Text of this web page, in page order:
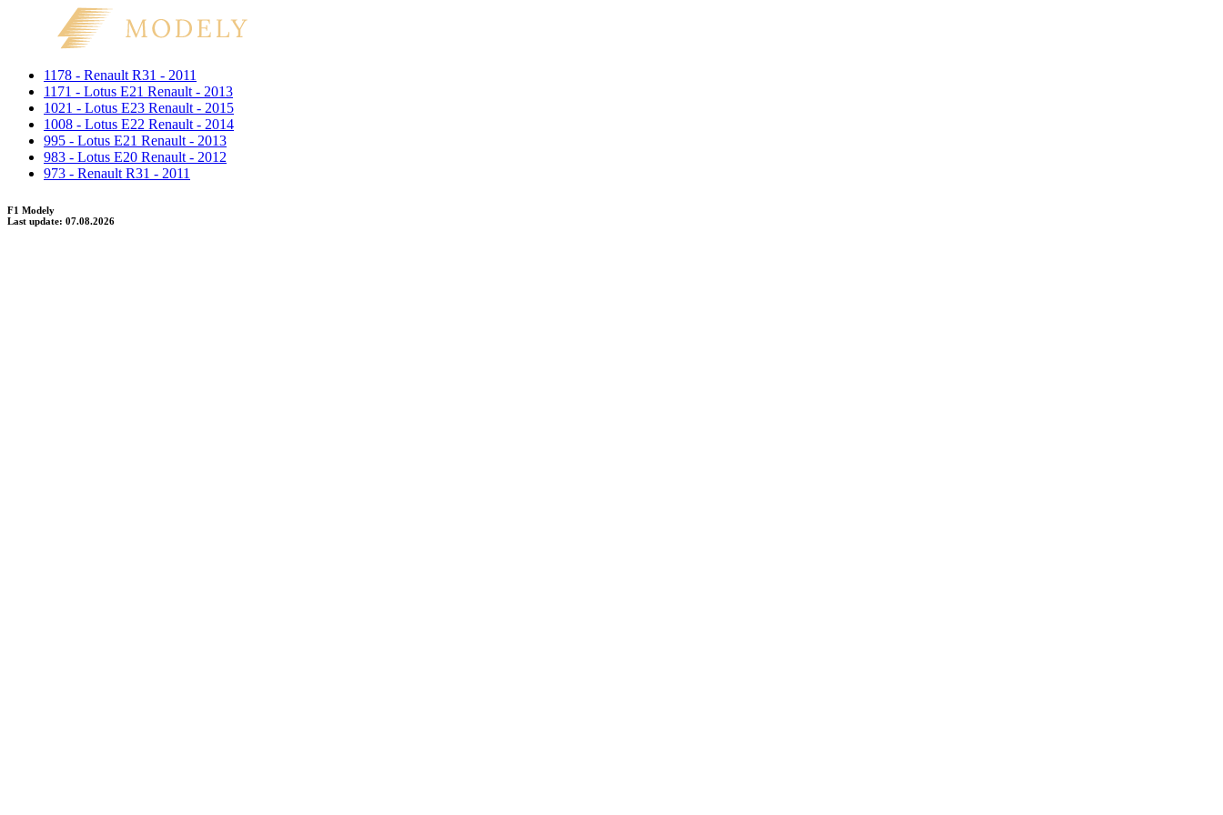
1178 - Renault R31 - 2011
1171 - Lotus E21 Renault - 2013
1021 - Lotus E23 Renault - 2015
1008 - Lotus E22 Renault - 2014
995 - Lotus E21 Renault - 2013
983 - Lotus E20 Renault - 2012
973 - Renault R31 - 2011
F1 Modely
Last update: 07.08.2026